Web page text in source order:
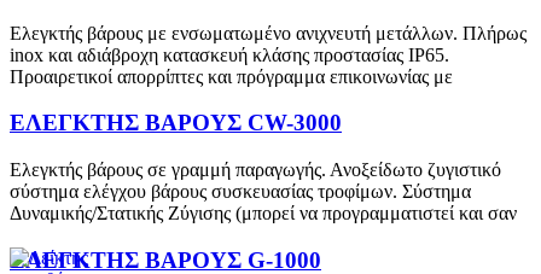
Ελεγκτής βάρους με ενσωματωμένο ανιχνευτή μετάλλων. Πλήρως
inox και αδιάβροχη κατασκευή κλάσης προστασίας IP65.
Προαιρετικοί απορρίπτες και πρόγραμμα επικοινωνίας με
ΕΛΕΓΚΤΗΣ ΒΑΡΟΥΣ CW-3000
Ελεγκτής βάρους σε γραμμή παραγωγής. Ανοξείδωτο ζυγιστικό
σύστημα ελέγχου βάρους συσκευασίας τροφίμων. Σύστημα
Δυναμικής/Στατικής Ζύγισης (μπορεί να προγραμματιστεί και σαν
ΕΛΕΓΚΤΗΣ ΒΑΡΟΥΣ G-1000